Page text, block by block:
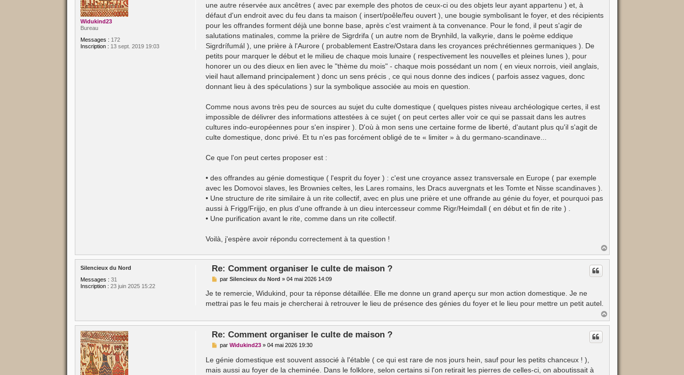
Widukind23
Bureau
Messages : 172
Inscription : 13 sept. 2019 19:03
e
une autre réservée aux ancêtres ( avec par exemple des photos de ceux-ci ou des objets leur ayant appartenu ) et, à
défaut d'un endroit avec du feu dans ta maison ( insert/poêle/feu ouvert ), une bougie symbolisant le foyer, et des récipients
pour les offrandes forment déjà une bonne base, après c'est vraiment à ta convenance. Pour le fond, il peut s'agir de
salutations matinales, comme la prière de Sigrdrifa ( un autre nom de Brynhild, la valkyrie, dans le poème eddique
Sigrdrífumál ), une prière à l'Aurore ( probablement Eastre/Ostara dans les croyances préchrétiennes germaniques ). De
petits pour marquer le début et le milieu de chaque mois lunaire ( respectivement les nouvelles et pleines lunes ), pour
honorer un ou des dieux en lien avec le "thème du mois" - chaque mois possédant un nom ( en vieux norrois, vieil anglais,
vieil haut allemand principalement ) donc un sens précis , ce qui nous donne des indices ( parfois assez vagues, donc
donnant lieu à des spéculations ) sur la symbolique associée au mois en question.
Comme nous avons très peu de sources au sujet du culte domestique ( quelques pistes niveau archéologique certes, il est
impossible de délivrer des informations attestées à ce sujet ( on peut certes aller voir ce qui se passait dans les autres
cultures indo-européennes pour s'en inspirer ). D'où à mon sens une certaine forme de liberté, d'autant plus qu'il s'agit de
culte domestique, donc privé. Et tu n'es pas forcément obligé de te « limiter » à du germano-scandinave...
Ce que l'on peut certes proposer est :
• des offrandes au génie domestique ( l'esprit du foyer ) : c'est une croyance assez transversale en Europe ( par exemple
avec les Domovoi slaves, les Brownies celtes, les Lares romains, les Dracs auvergnats et les Tomte et Nisse scandinaves ).
• Une structure de rite similaire à un rite collectif, avec en plus une prière et une offrande au génie du foyer, et pourquoi pas
aussi à Frigg/Frijjo, en plus d'une offrande à un dieu intercesseur comme Rigr/Heimdall ( en début et fin de rite ) .
• Une purification avant le rite, comme dans un rite collectif.
Voilà, j'espère avoir répondu correctement à ta question !
a
u
Silencieux du Nord
Messages : 31
Inscription : 23 juin 2025 15:22
Re: Comment organiser le culte de maison ?
M
s
a
parSilencieux du Nord »04 mai 2026 14:09
Je te remercie, Widukind, pour ta réponse détaillée. Elle me donne un grand aperçu sur mon action domestique. Je ne
mettrai pas le feu mais je chercherai à retrouver le lieu de présence des génies du foyer et le lieu pour mettre un petit autel.
a
u
Re: Comment organiser le culte de maison ?
M
s
s
a
parWidukind23 »04 mai 2026 19:30
Le génie domestique est souvent associé à l'étable ( ce qui est rare de nos jours hein, sauf pour les petits chanceux ! ),
mais aussi au foyer de la cheminée. Dans le folklore, selon certains si l'on retirait les pierres de celles-ci, on aboutissait à